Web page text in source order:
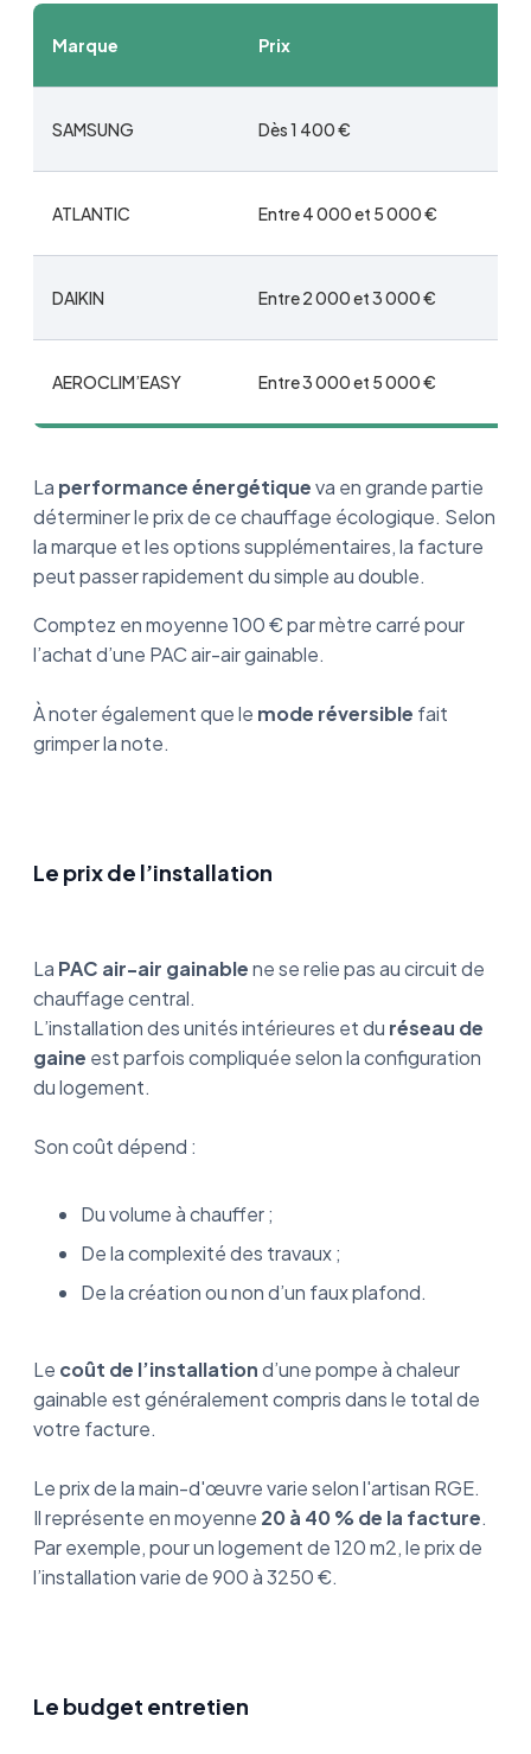
Marque Prix
SAMSUNG Dès 1 400 €
ATLANTIC Entre 4 000 et 5 000 €
DAIKIN Entre 2 000 et 3 000 €
AEROCLIM’EASY Entre 3 000 et 5 000 €
La performance énergétiqueva en grande partie
déterminer le prix de ce chauffage écologique. Selon
la marque et les options supplémentaires, la facture
peut passer rapidement du simple au double.
Comptez en moyenne 100 € par mètre carré pour
l’achat d’une PAC air-air gainable.
À noter également que le mode réversible fait
grimper la note.
Le prix de l’installation
La PAC air-air gainablene se relie pas au circuit de
chauffage central.
L’installation des unités intérieures et du réseau de
gaine est parfois compliquée selon la configuration
du logement.
Son coût dépend :
Du volume à chauffer ;
De la complexité des travaux ;
De la création ou non d’un faux plafond.
Le coût de l’installationd’une pompe à chaleur
gainable est généralement compris dans le total de
votre facture.
Le prix de la main-d'œuvre varie selon l'artisan RGE.
Il représente en moyenne 20 à 40 % de la facture.
Par exemple, pour un logement de 120 m2, le prix de
l’installation varie de 900 à 3250 €.
Le budget entretien